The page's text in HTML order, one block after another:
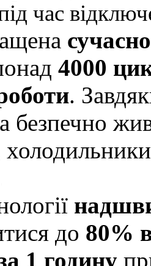
час
4000
.
безпечно
до 80%
1 годину